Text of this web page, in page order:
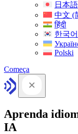
日本語
中文 (
हिंदी
한국어
Polski
Começa
Aprenda
IA